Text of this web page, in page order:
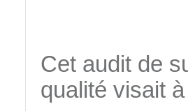
Cet audit de
qualité visait